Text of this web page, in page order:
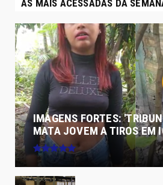
AS MAIS ACESSADAS DA
IMAGENS FORTES:
MATA JOVEM A TIROS EM